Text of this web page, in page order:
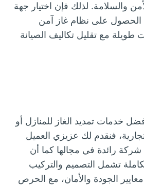
والسلامة. لذلك فإن اختيار جهة
على نظام غاز آمن
طويلة مع تقليل تكاليف الصيانة
خدمات تمديد الغاز للمنازل أو
فنقدم لك عزيزي العميل
رائدة في مجالها كما أن
تشمل التصميم والتركيب
الجودة والأمان، مع الحرص